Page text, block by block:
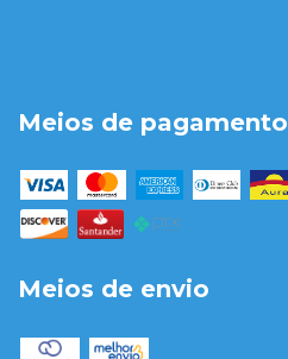
Meios de pagamento
Meios de envio